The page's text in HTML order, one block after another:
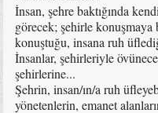
İnsan, şehre baktığında
görecek; şehirle konuşmaya
konuştuğu, insana ruh
İnsanlar, şehirleriyle
şehirlerine...
Şehrin, insan/ın/a ruh
yönetenlerin, emanet